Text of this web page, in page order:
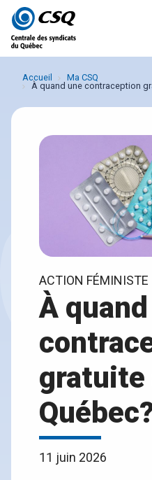
Passer
au
menu
Passer
au
contenu
Accueil
Ma CSQ
À quand une contraception
ACTION FÉMINISTE
À
gratuite
11 juin 2026